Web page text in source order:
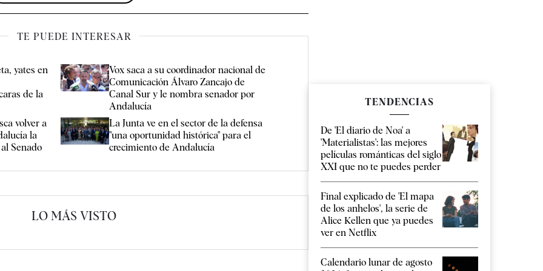
TE PUEDE INTERESAR
yates en
de la
Vox saca a su coordinador nacional de
Comunicación Álvaro Zancajo de
Canal Sur y le nombra senador por
Andalucía
volver a
la
Senado
La Junta ve en el sector de la defensa
"una oportunidad histórica" para el
crecimiento de Andalucía
LO MÁS VISTO
TENDENCIAS
De 'El diario de Noa' a
'Materialistas': las mejores
películas románticas del siglo
XXI que no te puedes perder
Final explicado de 'El mapa
de los anhelos', la serie de
Alice Kellen que ya puedes
ver en Netflix
Calendario lunar de agosto